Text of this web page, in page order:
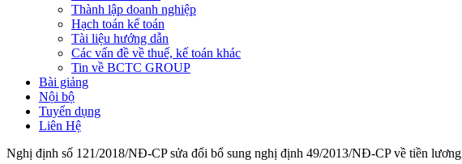
Thành lập doanh nghiệp
Hạch toán kế toán
Tài liệu hướng dẫn
Các vấn đề về thuế, kế toán khác
Tin về BCTC GROUP
Bài giảng
Nội bộ
Tuyển dụng
Liên Hệ
Nghị định số 121/2018/NĐ-CP sửa đổi bổ sung nghị định 49/2013/NĐ-CP về tiền lương